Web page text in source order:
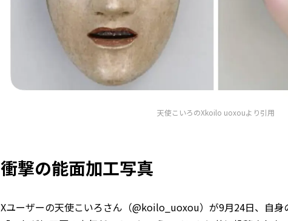
天使こいろのXkoilo uoxouより引用
衝撃の能面加工写真
Xユーザーの天使こいろさん（@koilo_uoxou）が9月24日、自身